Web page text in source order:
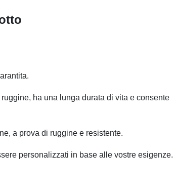
ha una lunga durata di vita e consente
a prova di ruggine e resistente.
personalizzati in base alle vostre esigenze.